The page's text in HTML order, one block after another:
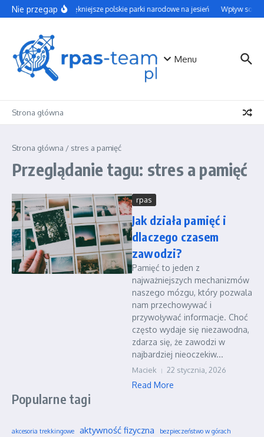
Przejdź do treści
Nie przegapNajpiękniejsze polskie parki narodowe na jesień Wpływ
Menu
Strona główna
Strona główna / stres a pamięć
Przeglądanie tagu: stres a pamięć
rpas
Jak działa pamięć i
dlaczego czasem
zawodzi?
Pamięć to jeden z
najważniejszych mechanizmów
naszego mózgu, który pozwala
nam przechowywać i
przywoływać informacje. Choć
często wydaje się niezawodna,
zdarza się, że zawodzi w
najbardziej nieoczekiw...
Maciek 22 stycznia, 2026
Read More
Popularne tagi
akcesoria trekkingowe aktywność fizyczna bezpieczeństwo w górach